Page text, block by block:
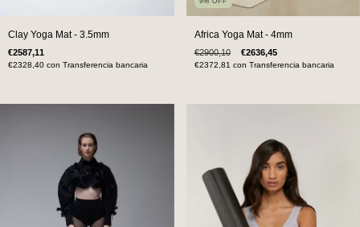
Clay Yoga Mat - 3.5mm
€2587,11
€2328,40 con Transferencia bancaria
9% OFF
Africa Yoga Mat - 4mm
€2900,10 €2636,45
€2372,81 con Transferencia bancaria